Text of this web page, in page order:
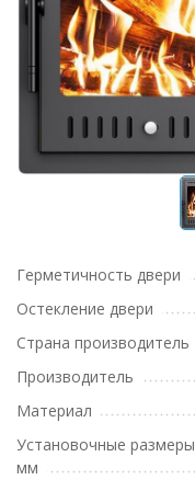
Герметичность двери
Остекление двери
Страна производитель
Производитель
Материал
Установочные размеры
мм